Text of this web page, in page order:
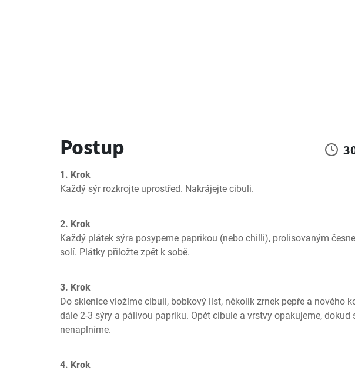
Postup
1. Krok
Každý sýr rozkrojte uprostřed. Nakrájejte cibuli.
2. Krok
Každý plátek sýra posypeme paprikou (nebo chilli), prolisovaným
solí. Plátky přiložte zpět k sobě.
3. Krok
Do sklenice vložíme cibuli, bobkový list, několik zrnek pepře a nového
dále 2-3 sýry a pálivou papriku. Opět cibule a vrstvy opakujeme, dokud
nenaplníme.
4. Krok